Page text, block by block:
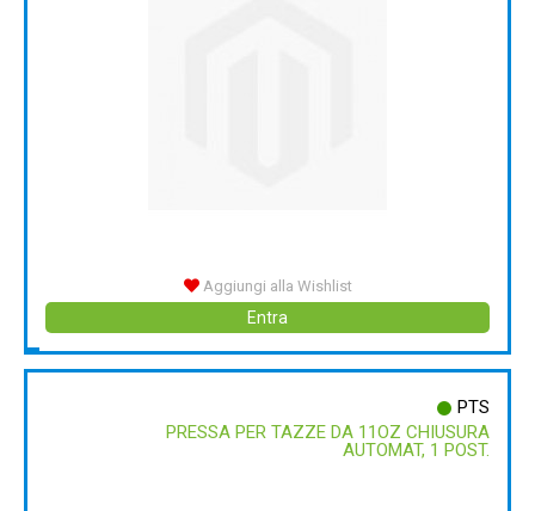
Aggiungi alla Wishlist
Entra
PTS
PRESSA PER TAZZE DA 11OZ CHIUSURA
AUTOMAT, 1 POST.